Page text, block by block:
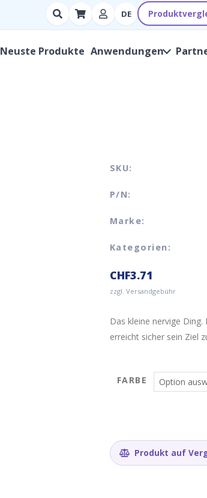
Suchen
nach
Hersteller,
DE
Neuste Produkte Anwendungen
SKU:
P/N:
Marke:
Kategorien:
CHF3.71
zzgl. Versandgebühr
Das kleine nervige
erreicht sicher sein Ziel
FARBE
Produkt auf